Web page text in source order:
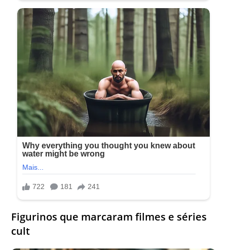
Figurinos que marcaram filmes e séries
cult